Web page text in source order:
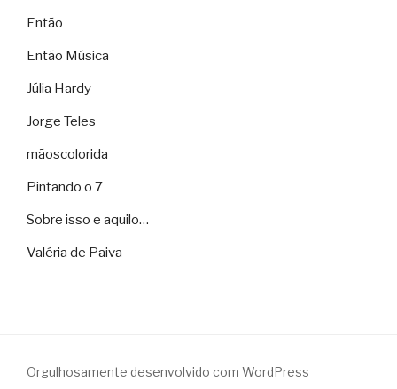
Então
Então Música
Júlia Hardy
Jorge Teles
mãoscolorida
Pintando o 7
Sobre isso e aquilo…
Valéria de Paiva
Orgulhosamente desenvolvido com WordPress